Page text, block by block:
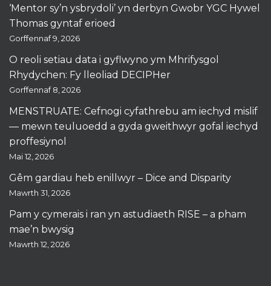
‘Mentor sy’n ysbrydoli’ yn derbyn Gwobr YGC Hywel
Thomas gyntaf erioed
Gorffennaf 9, 2026
O reoli setiau data i gyflwyno ym Mhrifysgol
Rhydychen: Fy lleoliad DECIPHer
Gorffennaf 8, 2026
MENSTRUATE: Cefnogi cyfathrebu am iechyd mislif
— mewn teuluoedd a gyda gweithwyr gofal iechyd
proffesiynol
Mai 12, 2026
Gêm gardiau heb enillwyr – Dice and Disparity
Mawrth 31, 2026
Pam y cymerais i ran yn astudiaeth RISE – a pham
mae’n bwysig
Mawrth 12, 2026